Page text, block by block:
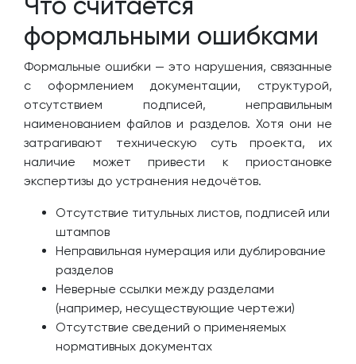
формальными ошибками
Формальные ошибки — это нарушения, связанные
с оформлением документации, структурой,
отсутствием подписей, неправильным
наименованием файлов и разделов. Хотя они не
затрагивают техническую суть проекта, их
наличие может привести к приостановке
экспертизы до устранения недочётов.
Отсутствие титульных листов, подписей или
штампов
Неправильная нумерация или дублирование
разделов
Неверные ссылки между разделами
(например, несуществующие чертежи)
Отсутствие сведений о применяемых
нормативных документах